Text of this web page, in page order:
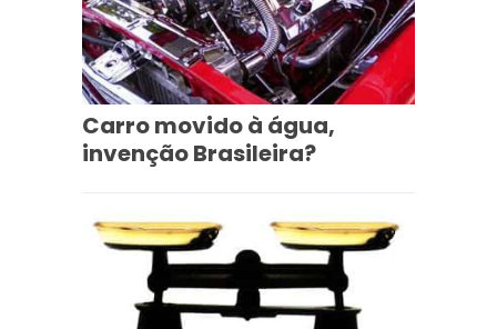
Carro movido à água,
invenção Brasileira?